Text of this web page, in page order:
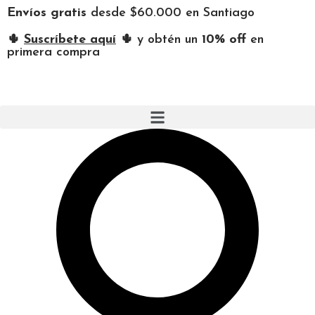
Envíos gratis desde $60.000 en Santiago
🌵 Suscríbete aquí 🌵 y obtén un 10% off en
primera compra